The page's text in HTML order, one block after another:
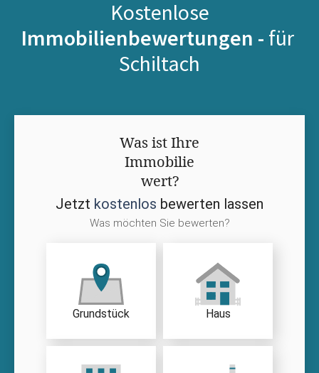
Kostenlose
Immobilienbewertungen - für
Schiltach
Was ist Ihre
Immobilie
wert?
Jetzt kostenlos bewerten lassen
Was möchten Sie bewerten?
Grundstück Haus